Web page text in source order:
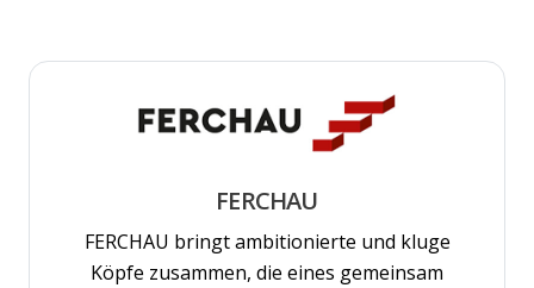
FERCHAU
FERCHAU bringt ambitionierte und kluge
Köpfe zusammen, die eines gemeinsam